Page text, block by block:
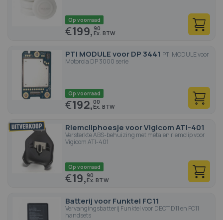
Op voorraad
€199, 90
PTI MODULE voor DP 3441 PTI MODULE voor
Motorola DP 3000 serie
Op voorraad
€192,00
Riemcliphoesje voor Vigicom ATI-401
Versterkte ABS-behuizing met metalen riemclip voor
Vigicom ATI-401
Op voorraad
€19,90
Batterij voor Funktel FC11
Vervangingsbatterij Funktel voor DECT D11 en FC11
handsets